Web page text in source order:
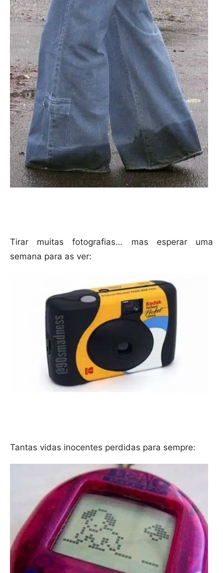
Tirar muitas fotografias… mas esperar uma
semana para as ver:
Tantas vidas inocentes perdidas para sempre: